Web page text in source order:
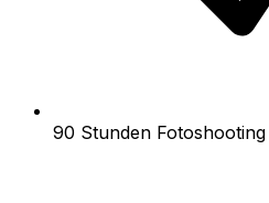
90 Stunden Fotoshooting